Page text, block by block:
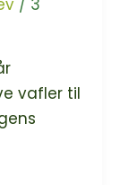
/ 3
vafler til